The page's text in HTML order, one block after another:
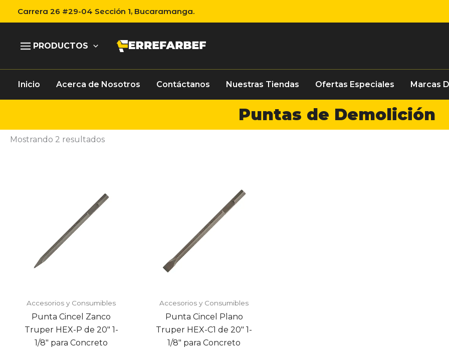
Carrera 26 #29-04 Sección 1, Bucaramanga.
PRODUCTOS
Inicio Acerca de Nosotros Contáctanos Nuestras Tiendas Ofertas Especiales Marcas
Puntas de Demolición
Mostrando 2 resultados
Accesorios y Consumibles
Punta Cincel Zanco
Truper HEX-P de 20″ 1-
1/8″ para Concreto
Accesorios y Consumibles
Punta Cincel Plano
Truper HEX-C1 de 20″ 1-
1/8″ para Concreto